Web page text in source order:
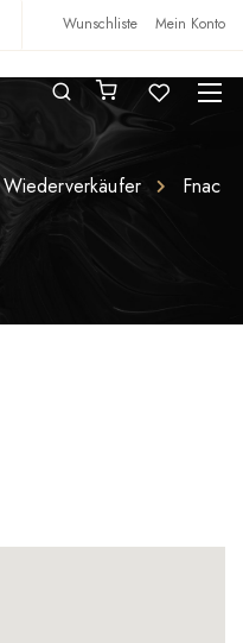
Wunschliste Mein Konto
Fnac